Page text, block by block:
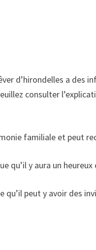
d’hirondelles a des
consulter
familiale et peut
qu’il y aura un
qu’il peut y avoir des